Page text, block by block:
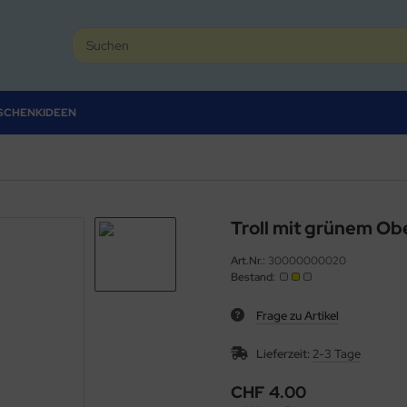
Troll mit grünem
Art.Nr.: 30000000020
Bestand:
Frage zu Artikel
Lieferzeit: 2-3 Tage
CHF 4.00